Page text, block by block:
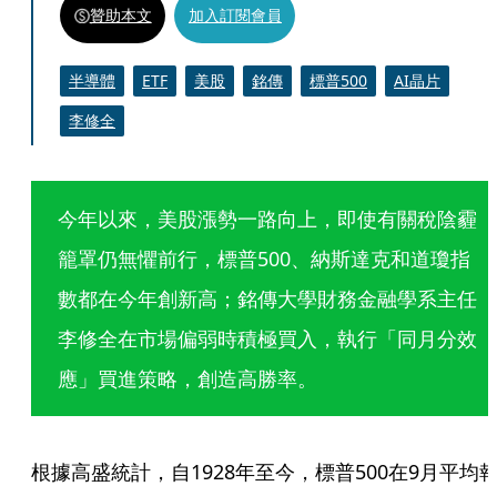
贊助本文 加入訂閱會員
半導體 ETF 美股 銘傳 標普500
AI晶片
李修全
今年以來，美股漲勢一路向上，即使有關稅陰霾
籠罩仍無懼前行，標普500、納斯達克和道瓊指
數都在今年創新高；銘傳大學財務金融學系主任
李修全在市場偏弱時積極買入，執行「同月分效
應」買進策略，創造高勝率。
根據高盛統計，自1928年至今，標普500在9月平均